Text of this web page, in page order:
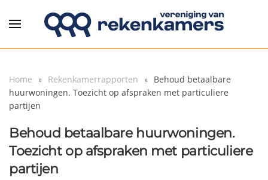
Overslaan en naar de inhoud gaan
Home Rekenkamerrapporten
Behoud betaalbare
huurwoningen. Toezicht op afspraken met particuliere
partijen
Behoud betaalbare huurwoningen.
Toezicht op afspraken met particuliere
partijen